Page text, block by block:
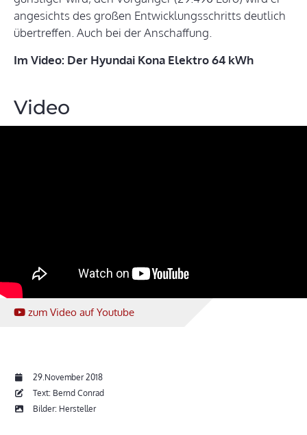
angesichts des großen Entwicklungsschritts deutlich
übertreffen. Auch bei der Anschaffung.
Im Video: Der Hyundai Kona Elektro 64 kWh
Video
zum Video auf Youtube
29.November 2018
Text: Bernd Conrad
Bilder: Hersteller